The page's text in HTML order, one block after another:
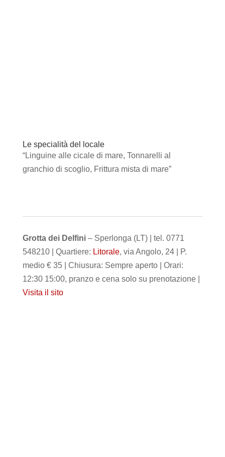
Le specialità del locale
“Linguine alle cicale di mare, Tonnarelli al
granchio di scoglio, Frittura mista di mare”
Grotta dei Delfini– Sperlonga (LT) | tel. 0771
548210 | Quartiere: Litorale, via Angolo, 24 | P.
medio € 35 | Chiusura: Sempre aperto | Orari:
12:30 15:00, pranzo e cena solo su prenotazione |
Visita il sito